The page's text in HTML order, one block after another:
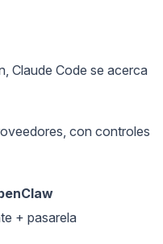
Claude Code se acerca
con controles
+ pasarela